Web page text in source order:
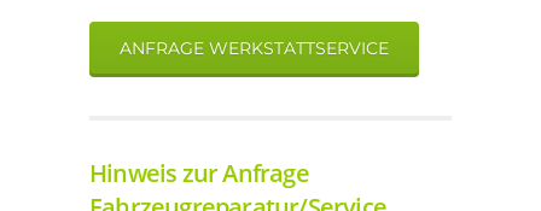
ANFRAGE WERKSTATTSERVICE
Hinweis zur Anfrage